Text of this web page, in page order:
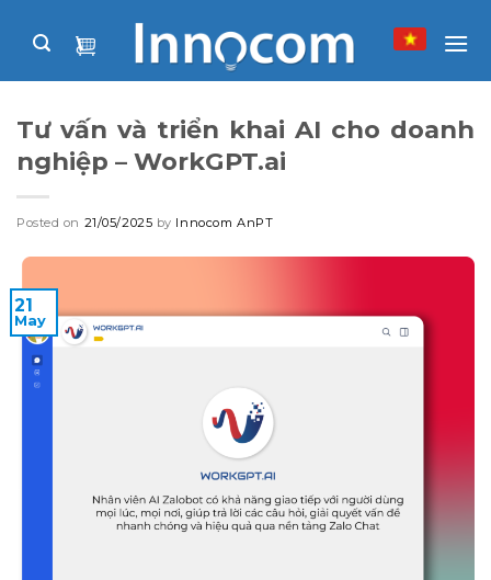
Tư vấn và triển khai AI cho doanh
nghiệp – WorkGPT.ai
Posted on 21/05/2025 by Innocom AnPT
21
May